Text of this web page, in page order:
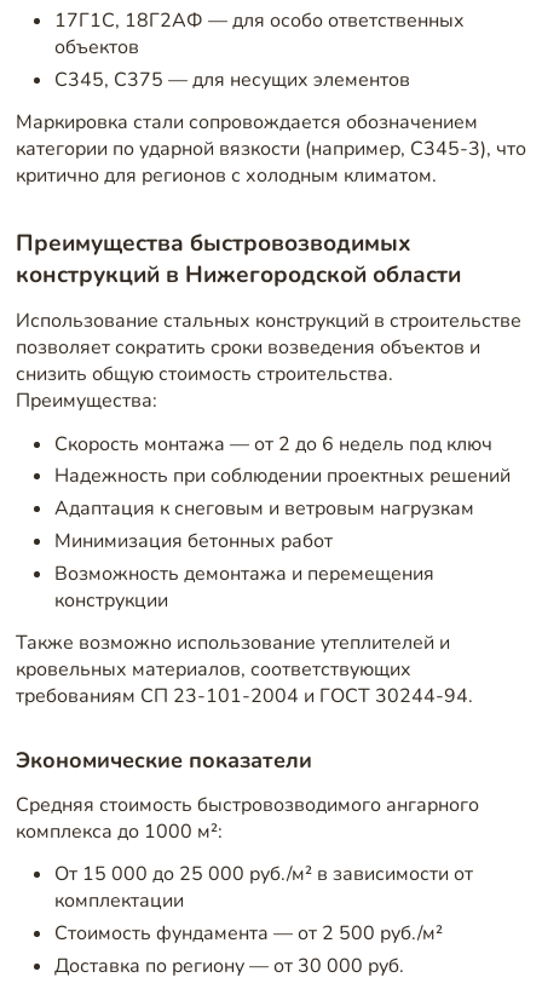
17Г1С, 18Г2АФ — для особо ответственных
объектов
С345, С375 — для несущих элементов
Маркировка стали сопровождается обозначением
категории по ударной вязкости (например, С345-3), что
критично для регионов с холодным климатом.
Преимущества быстровозводимых
конструкций в Нижегородской области
Использование стальных конструкций в строительстве
позволяет сократить сроки возведения объектов и
снизить общую стоимость строительства.
Преимущества:
Скорость монтажа — от 2 до 6 недель под ключ
Надежность при соблюдении проектных решений
Адаптация к снеговым и ветровым нагрузкам
Минимизация бетонных работ
Возможность демонтажа и перемещения
конструкции
Также возможно использование утеплителей и
кровельных материалов, соответствующих
требованиям СП 23-101-2004 и ГОСТ 30244-94.
Экономические показатели
Средняя стоимость быстровозводимого ангарного
комплекса до 1000 м²:
От 15 000 до 25 000 руб./м² в зависимости от
комплектации
Стоимость фундамента — от 2 500 руб./м²
Доставка по региону — от 30 000 руб.